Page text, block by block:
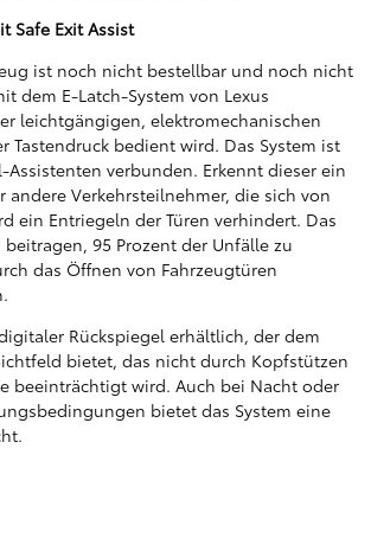
Safe Exit Assist
ist noch nicht bestellbar und noch nicht
dem E-Latch-System von Lexus
leichtgängigen, elektromechanischen
Tastendruck bedient wird. Das System ist
Assistenten verbunden. Erkennt dieser ein
andere Verkehrsteilnehmer, die sich von
ein Entriegeln der Türen verhindert. Das
beitragen, 95 Prozent der Unfälle zu
das Öffnen von Fahrzeugtüren
Rückspiegel erhältlich, der dem
bietet, das nicht durch Kopfstützen
beeinträchtigt wird. Auch bei Nacht oder
bietet das System eine